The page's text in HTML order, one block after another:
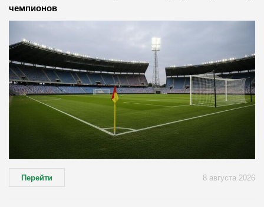
чемпионов
Перейти 8 августа 2026